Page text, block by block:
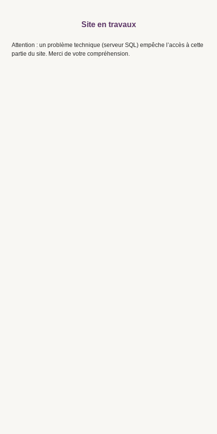
Site en travaux
Attention : un problème technique (serveur SQL) empêche l’accès à cette
partie du site. Merci de votre compréhension.